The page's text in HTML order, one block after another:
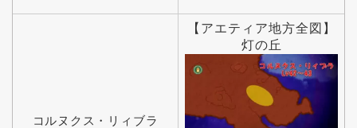
コルヌクス・リィブラ
【アエティア地方全図】
灯の丘